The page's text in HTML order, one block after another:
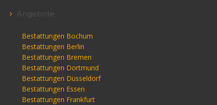
Angebote
Bestattungen Bochum
Bestattungen Berlin
Bestattungen Bremen
Bestattungen Dortmund
Bestattungen Düsseldorf
Bestattungen Essen
Bestattungen Frankfurt